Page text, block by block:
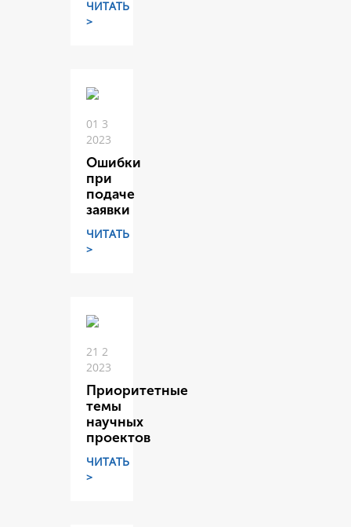
ЧИТАТЬ
>
01 3
2023
Ошибки
при
подаче
заявки
ЧИТАТЬ
>
21 2
2023
Приоритетные
темы
научных
проектов
ЧИТАТЬ
>